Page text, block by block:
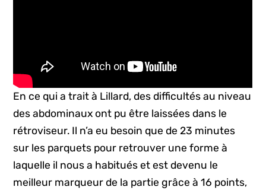
En ce qui a trait à Lillard, des difficultés au niveau
des abdominaux ont pu être laissées dans le
rétroviseur. Il n’a eu besoin que de 23 minutes
sur les parquets pour retrouver une forme à
laquelle il nous a habitués et est devenu le
meilleur marqueur de la partie grâce à 16 points,